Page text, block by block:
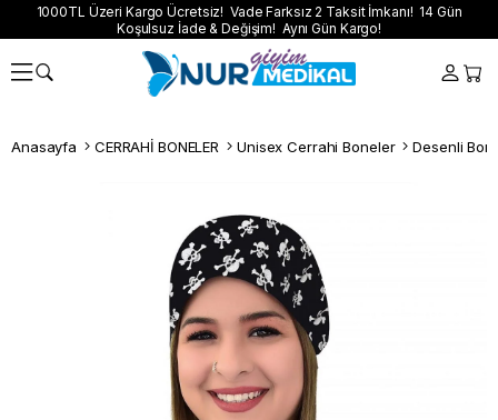
1000TL Üzeri Kargo Ücretsiz! Vade Farksız 2 Taksit İmkanı! 14 Gün
Koşulsuz İade & Değişim! Aynı Gün Kargo!
Anasayfa CERRAHİ BONELER Unisex Cerrahi Boneler Desenli